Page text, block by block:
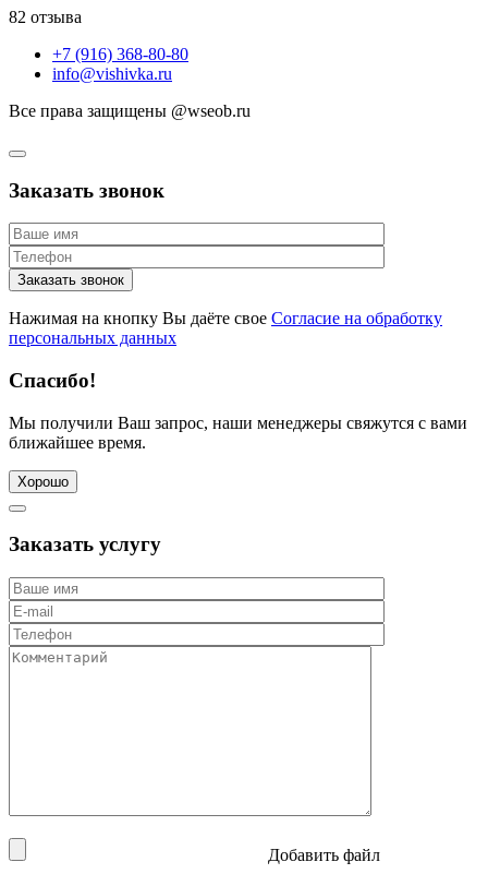
82 отзыва
+7 (916) 368-80-80
info@vishivka.ru
Все права защищены @wseob.ru
Заказать звонок
Нажимая на кнопку Вы даёте свое Согласие на обработку
персональных данных
Спасибо!
Мы получили Ваш запрос, наши менеджеры свяжутся с вами
ближайшее время.
Хорошо
Заказать услугу
Добавить файл